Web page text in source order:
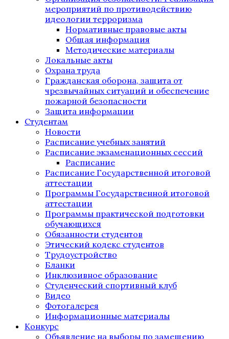
мероприятий по противодействию
идеологии терроризма
Нормативные правовые акты
Общая информация
Методические материалы
Локальные акты
Охрана труда
Гражданская оборона, защита от
чрезвычайных ситуаций и обеспечение
пожарной безопасности
Защита информации
Студентам
Новости
Расписание учебных занятий
Расписание экзаменационных сессий
Расписание
Расписание Государственной итоговой
аттестации
Программы Государственной итоговой
аттестации
Программы практической подготовки
обучающихся
Обязанности студентов
Этический кодекс студентов
Трудоустройство
Бланки
Инклюзивное образование
Студенческий спортивный клуб
Видео
Фотогалерея
Информационные материалы
Конкурс
Объявление на выборы по замещению